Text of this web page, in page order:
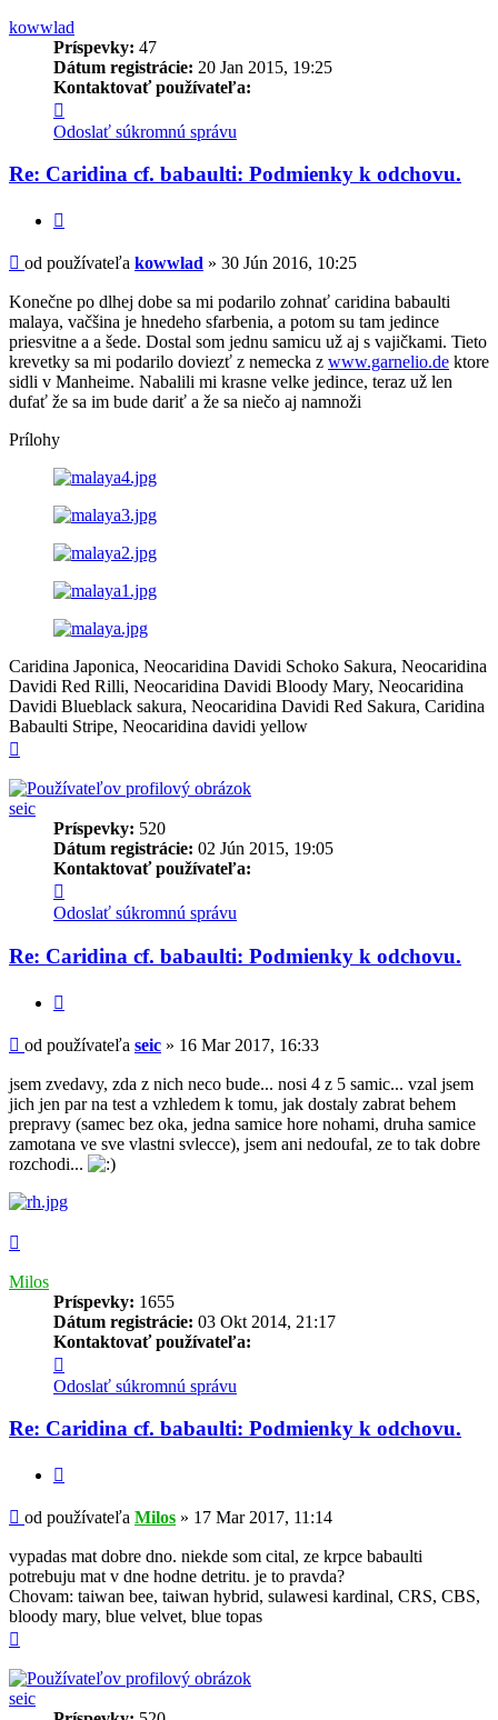
kowwlad
Príspevky: 47
Dátum registrácie: 20 Jan 2015, 19:25
Kontaktovať používateľa:
informácie
používateľa
kowwlad
Odoslať súkromnú správu
Re: Caridina cf. babaulti: Podmienky k odchovu.
Príspevok
od používateľa kowwlad » 30 Jún 2016, 10:25
Konečne po dlhej dobe sa mi podarilo zohnať caridina babaulti
malaya, vačšina je hnedeho sfarbenia, a potom su tam jedince
priesvitne a a šede. Dostal som jednu samicu už aj s vajičkami. Tieto
krevetky sa mi podarilo doviezť z nemecka z www.garnelio.de ktore
sidli v Manheime. Nabalili mi krasne velke jedince, teraz už len
dufať že sa im bude dariť a že sa niečo aj namnoži
Prílohy
Caridina Japonica, Neocaridina Davidi Schoko Sakura, Neocaridina
Davidi Red Rilli, Neocaridina Davidi Bloody Mary, Neocaridina
Davidi Blueblack sakura, Neocaridina Davidi Red Sakura, Caridina
Babaulti Stripe, Neocaridina davidi yellow
seic
Príspevky: 520
Dátum registrácie: 02 Jún 2015, 19:05
Kontaktovať používateľa:
informácie
používateľa
seic
Odoslať súkromnú správu
Re: Caridina cf. babaulti: Podmienky k odchovu.
Príspevok
od používateľa seic » 16 Mar 2017, 16:33
jsem zvedavy, zda z nich neco bude... nosi 4 z 5 samic... vzal jsem
jich jen par na test a vzhledem k tomu, jak dostaly zabrat behem
prepravy (samec bez oka, jedna samice hore nohami, druha samice
zamotana ve sve vlastni svlecce), jsem ani nedoufal, ze to tak dobre
rozchodi...
Milos
Príspevky: 1655
Dátum registrácie: 03 Okt 2014, 21:17
Kontaktovať používateľa:
informácie
používateľa
Milos
Odoslať súkromnú správu
Re: Caridina cf. babaulti: Podmienky k odchovu.
Príspevok
od používateľa Milos » 17 Mar 2017, 11:14
vypadas mat dobre dno. niekde som cital, ze krpce babaulti
potrebuju mat v dne hodne detritu. je to pravda?
Chovam: taiwan bee, taiwan hybrid, sulawesi kardinal, CRS, CBS,
bloody mary, blue velvet, blue topas
seic